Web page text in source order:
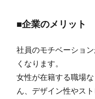
■企業のメリット
社員のモチベーショ
くなります。
女性が在籍する職場
ん、デザイン性やス